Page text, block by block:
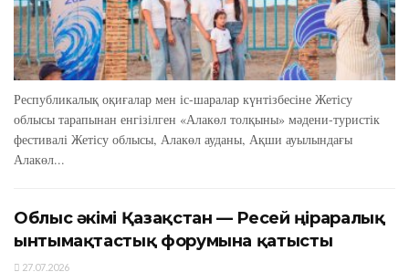
Республикалық оқиғалар мен іс-шаралар күнтізбесіне Жетісу
облысы тарапынан енгізілген «Алакөл толқыны» мәдени-туристік
фестивалі Жетісу облысы, Алакөл ауданы, Ақши ауылындағы
Алакөл...
Облыс әкімі Қазақстан — Ресей өңіраралық
ынтымақтастық форумына қатысты
27.07.2026